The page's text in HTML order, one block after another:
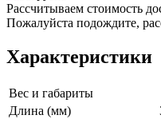
Рассчитываем стоимость
Пожалуйста подождите,
Характеристики
Вес и габариты
Длина (мм)